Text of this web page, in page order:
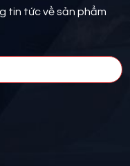
tin tức về sản phẩm